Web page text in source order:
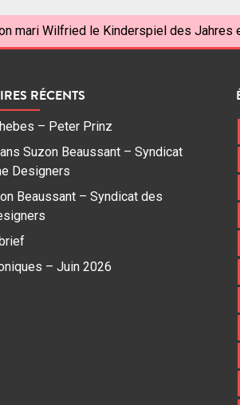
mari Wilfried le Kinderspiel des Jahres
RÉCENTS
– Peter Prinz
Suzon Beaussant – Syndicat
Designers
Beaussant – Syndicat des
– Juin 2026